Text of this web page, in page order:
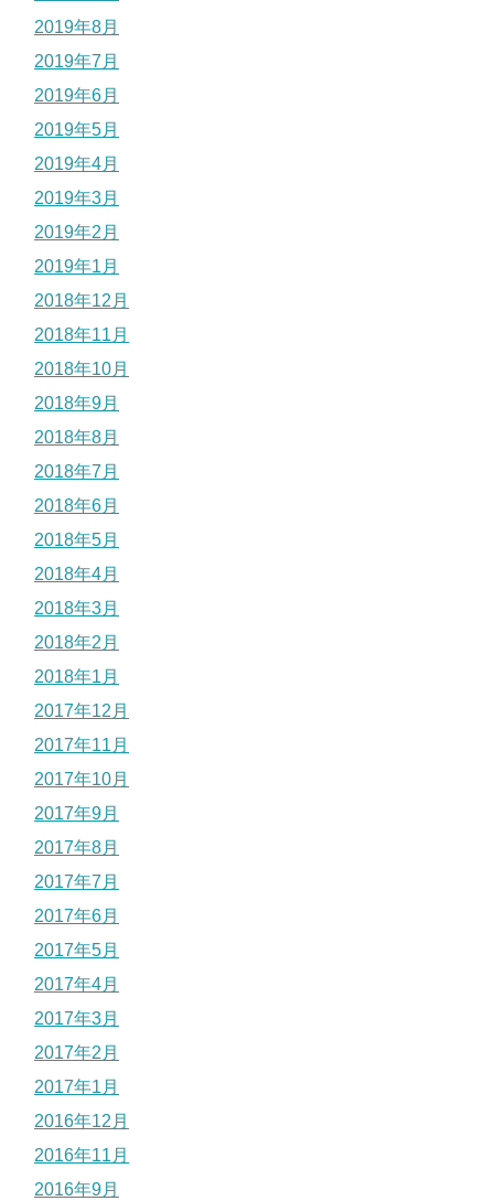
2019年8月
2019年7月
2019年6月
2019年5月
2019年4月
2019年3月
2019年2月
2019年1月
2018年12月
2018年11月
2018年10月
2018年9月
2018年8月
2018年7月
2018年6月
2018年5月
2018年4月
2018年3月
2018年2月
2018年1月
2017年12月
2017年11月
2017年10月
2017年9月
2017年8月
2017年7月
2017年6月
2017年5月
2017年4月
2017年3月
2017年2月
2017年1月
2016年12月
2016年11月
2016年9月